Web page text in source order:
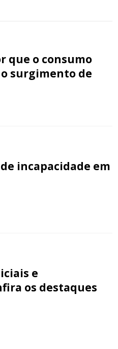
que o consumo
surgimento de
incapacidade em
e
os destaques